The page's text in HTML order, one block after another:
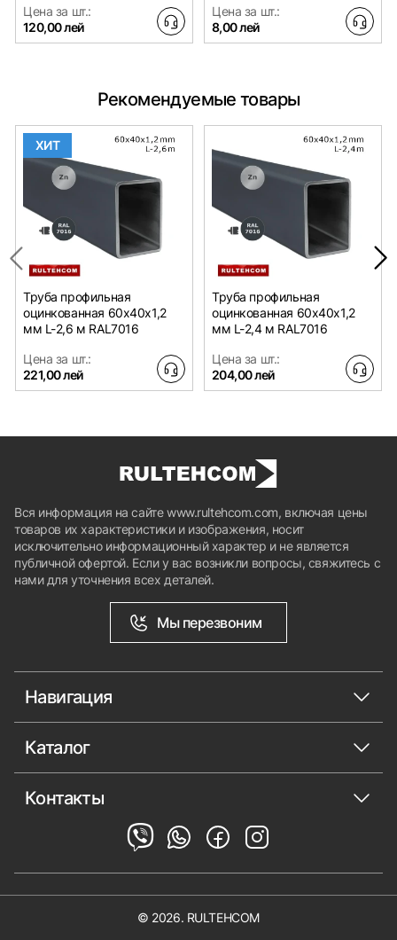
Цена за шт.:
120,00 лей
Цена за шт.:
8,00 лей
Рекомендуемые товары
ХИТ
Труба профильная
оцинкованная 60х40x1,2
мм L-2,6 м RAL7016
Цена за шт.:
221,00 лей
Труба профильная
оцинкованная 60х40x1,2
мм L-2,4 м RAL7016
Цена за шт.:
204,00 лей
Вся информация на сайте www.rultehcom.com, включая цены
товаров их характеристики и изображения, носит
исключительно информационный характер и не является
публичной офертой. Если у вас возникли вопросы, свяжитесь с
нами для уточнения всех деталей.
Мы перезвоним
Навигация
Каталог
Контакты
© 2026. RULTEHCOM